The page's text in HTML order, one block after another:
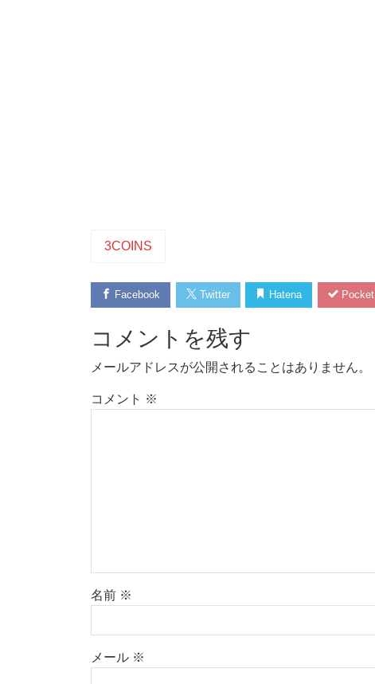
3COINS
Facebook Twitter Hatena Pocket
コメントを残す
メールアドレスが公開されることはありません。
コメント ※
名前 ※
メール ※